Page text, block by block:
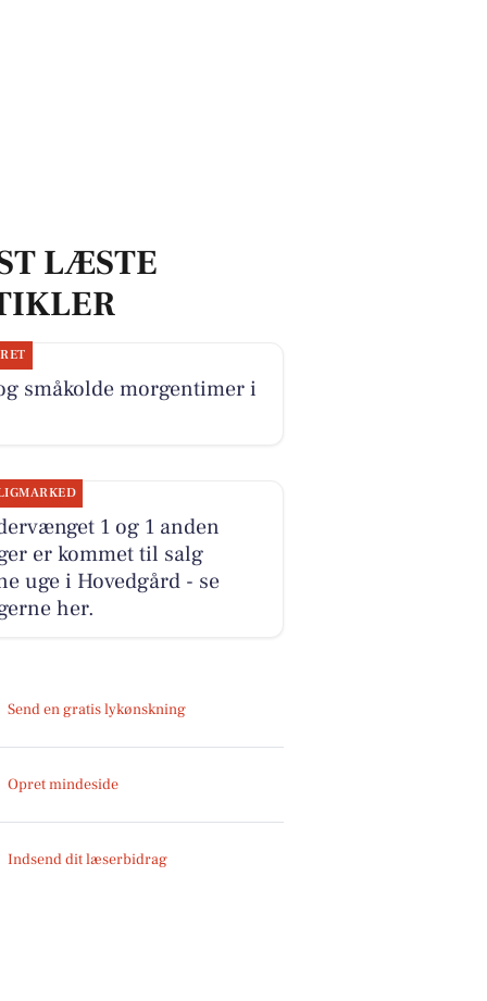
LÆSTE
småkolde morgentimer i
1 og 1 anden
er kommet til salg
uge i Hovedgård - se
her.
Send en gratis lykønskning
Opret mindeside
Indsend dit læserbidrag